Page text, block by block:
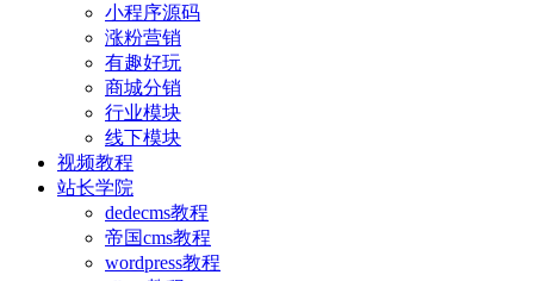
小程序源码
涨粉营销
有趣好玩
商城分销
行业模块
线下模块
视频教程
站长学院
dedecms教程
帝国cms教程
wordpress教程